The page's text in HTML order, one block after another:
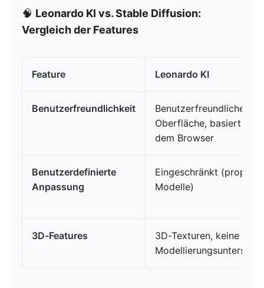
🧠 Leonardo KI vs. Stable Diffusion:
Vergleich der Features
Feature Leonardo KI
Benutzerfreundlichkeit
Benutzerfreundliche
Oberfläche, basiert auf
dem Browser
Benutzerdefinierte
Anpassung
Eingeschränkt
Modelle)
3D-Features
3D-Texturen, keine